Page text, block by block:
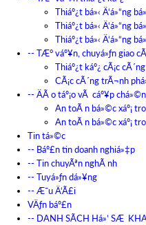
Thiáº¿t bá»‹ Ä‘á»“ng
Thiáº¿t bá»‹ Ä‘á»“ng
Thiáº¿t bá»‹ Ä‘á»“ng
-- TÆ° váº¥n, chuyá»ƒn giao
Thiáº¿t káº¿ cÃ¡c
CÃ¡c cÃ´ng trÃ¬nh
-- ÄÃ o táº¡o vÃ cáº¥p
An toÃ n bá»©c xáº¡
An toÃ n bá»©c xáº¡
Tin tá»©c
-- Báº£n tin doanh nghiá»‡p
-- Tin chuyÃªn nghÃ nh
-- Tuyá»ƒn dá»¥ng
-- Æ¯u Ä‘Ã£i
VÄƒn báº£n
-- DANH SÃCH Há»’ SÆ